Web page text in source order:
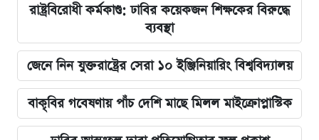
রাষ্ট্রবিরোধী কর্মকাণ্ড: ঢাবির কয়েকজন শিক্ষকের বিরুদ্ধে
ব্যবস্থা
জেনে নিন যুক্তরাষ্ট্রের সেরা ১০ ইঞ্জিনিয়ারিং বিশ্ববিদ্যালয়
বাকৃবির গবেষণায় পাঁচ দেশি মাছে মিলল মাইক্রোপ্লাস্টিক